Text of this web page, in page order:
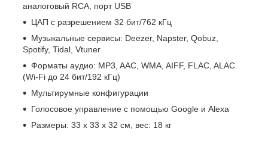
аналоговый RCA, порт USB
ЦАП с разрешением 32 бит/762 кГц
Музыкальные сервисы: Deezer, Napster, Qobuz,
Spotify, Tidal, Vtuner
Форматы аудио: MP3, AAC, WMA, AIFF, FLAC, ALAC
(Wi-Fi до 24 бит/192 кГц)
Мультирумные конфигурации
Голосовое управление с помощью Google и Alexa
Размеры: 33 x 33 x 32 см, вес: 18 кг